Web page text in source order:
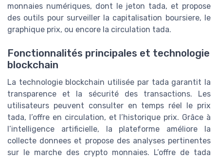
monnaies numériques, dont le jeton tada, et propose
des outils pour surveiller la capitalisation boursiere, le
graphique prix, ou encore la circulation tada.
Fonctionnalités principales et technologie
blockchain
La technologie blockchain utilisée par tada garantit la
transparence et la sécurité des transactions. Les
utilisateurs peuvent consulter en temps réel le prix
tada, l’offre en circulation, et l’historique prix. Grâce à
l’intelligence artificielle, la plateforme améliore la
collecte donnees et propose des analyses pertinentes
sur le marche des crypto monnaies. L’offre de tada